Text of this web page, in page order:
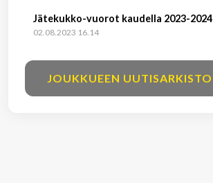
Jätekukko-vuorot kaudella 2023-2024
02.08.2023 16.14
JOUKKUEEN UUTISARKISTO